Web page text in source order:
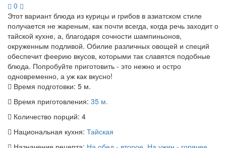
0
Этот вариант блюда из курицы и грибов в азиатском стиле
получается не жареным, как почти всегда, когда речь заходит о
тайской кухне, а, благодаря сочности шампиньонов,
окруженным подливой. Обилие различных овощей и специй
обеспечит феерию вкусов, которыми так славятся подобные
блюда. Попробуйте приготовить - это нежно и остро
одновременно, а уж как вкусно!
Время подготовки: 5 м.
Время приготовления: 35 м.
Количество порций: 4
Национальная кухня: Тайская